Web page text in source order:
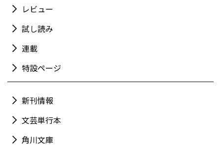
レビュー
試し読み
連載
特設ページ
新刊情報
文芸単行本
角川文庫